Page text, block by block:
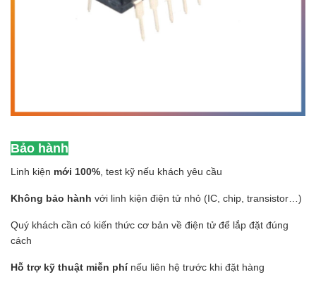
Bảo hành
Linh kiện mới 100% , test kỹ nếu khách yêu cầu
Không bảo hành với linh kiện điện tử nhỏ (IC, chip, transistor…)
Quý khách cần có kiến thức cơ bản về điện tử để lắp đặt đúng
cách
Hỗ trợ kỹ thuật miễn phínếu liên hệ trước khi đặt hàng